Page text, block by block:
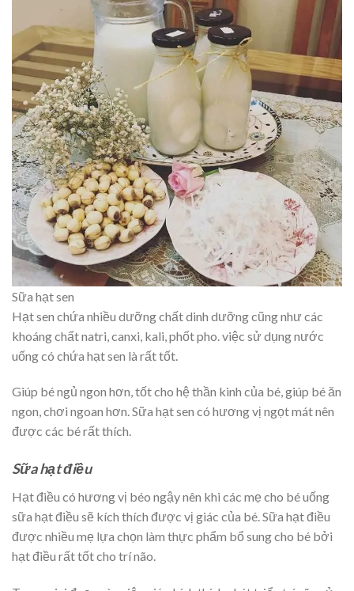
Sữa hạt sen
Hạt sen chứa nhiều dưỡng chất dinh dưỡng cũng như các
khoáng chất natri, canxi, kali, phốt pho. việc sử dụng nước
uống có chứa hạt sen là rất tốt.
Giúp bé ngủ ngon hơn, tốt cho hệ thần kinh của bé, giúp bé ăn
ngon, chơi ngoan hơn. Sữa hạt sen có hương vị ngọt mát nên
được các bé rất thích.
Sữa hạt điều
Hạt điều có hương vị béo ngậy nên khi các mẹ cho bé uống
sữa hạt điều sẽ kích thích được vị giác của bé. Sữa hạt điều
được nhiều mẹ lựa chọn làm thực phẩm bổ sung cho bé bởi
hạt điều rất tốt cho trí não.